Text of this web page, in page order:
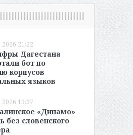
2026 21:22
Дагестана
бот по
корпусов
языков
2026 19:37
«Динамо»
без словенского